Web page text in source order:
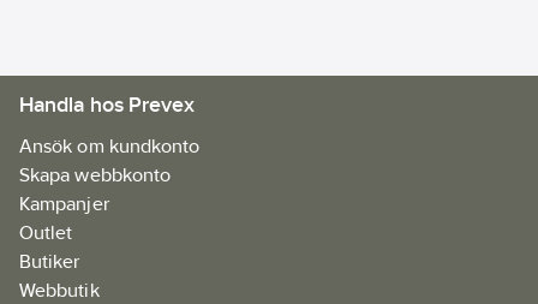
Handla hos Prevex
Ansök om kundkonto
Skapa webbkonto
Kampanjer
Outlet
Butiker
Webbutik